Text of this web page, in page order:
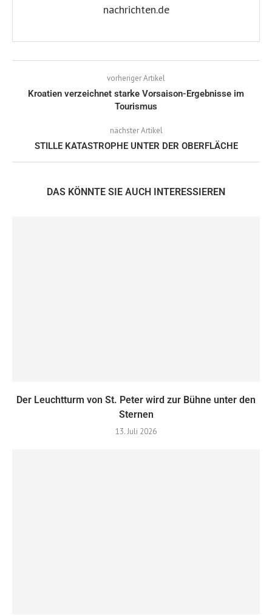
nachrichten.de
vorheriger Artikel
Kroatien verzeichnet starke Vorsaison-Ergebnisse im
Tourismus
nächster Artikel
STILLE KATASTROPHE UNTER DER OBERFLÄCHE
DAS KÖNNTE SIE AUCH INTERESSIEREN
Der Leuchtturm von St. Peter wird zur Bühne unter den
Sternen
13. Juli 2026